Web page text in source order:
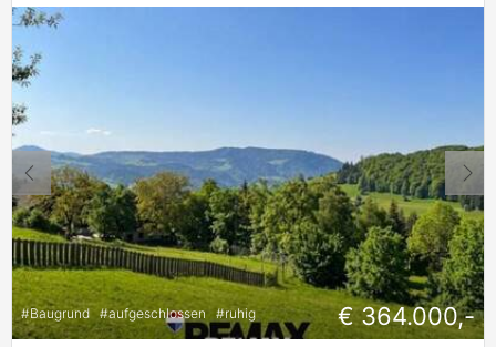
#Baugrund #aufgeschlossen #ruhig € 364.000,-